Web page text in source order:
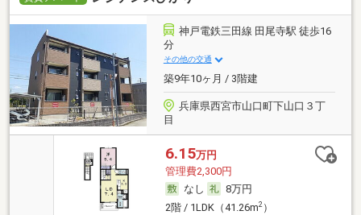
神戸電鉄三田線 田尾寺駅 徒歩16
分
その他の交通
築9年10ヶ月 / 3階建
兵庫県西宮市山口町下山口３丁
目
6.15万円
管理費2,300円
なし
8万円
2階 / 1LDK（41.26m2）